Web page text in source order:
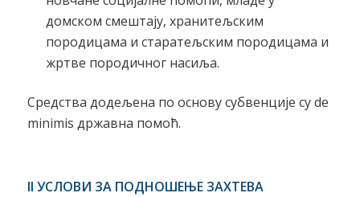
домском смештају, хранитељским
породицама и старатељским породицама и
жртве породичног насиља.
Средства додељена по основу субвенције су de
minimis државна помоћ.
II УСЛОВИ ЗА ПОДНОШЕЊЕ ЗАХТЕВА